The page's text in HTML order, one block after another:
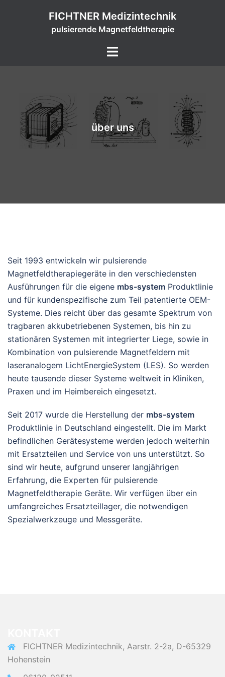
FICHTNER Medizintechnik
pulsierende Magnetfeldtherapie
Menü
über uns
Seit 1993 entwickeln wir pulsierende
Magnetfeldtherapiegeräte in den verschiedensten
Ausführungen für die eigene mbs-system Produktlinie
und für kundenspezifische zum Teil patentierte OEM-
Systeme. Dies reicht über das gesamte Spektrum von
tragbaren akkubetriebenen Systemen, bis hin zu
stationären Systemen mit integrierter Liege, sowie in
Kombination von pulsierende Magnetfeldern mit
laseranalogem LichtEnergieSystem (LES). So werden
heute tausende dieser Systeme weltweit in Kliniken,
Praxen und im Heimbereich eingesetzt.
Seit 2017 wurde die Herstellung der mbs-system
Produktlinie in Deutschland eingestellt. Die im Markt
befindlichen Gerätesysteme werden jedoch weiterhin
mit Ersatzteilen und Service von uns unterstützt. So
sind wir heute, aufgrund unserer langjährigen
Erfahrung, die Experten für pulsierende
Magnetfeldtherapie Geräte. Wir verfügen über ein
umfangreiches Ersatzteillager, die notwendigen
Spezialwerkzeuge und Messgeräte.
FICHTNER Medizintechnik, Aarstr. 2-2a, D-65329
Hohenstein